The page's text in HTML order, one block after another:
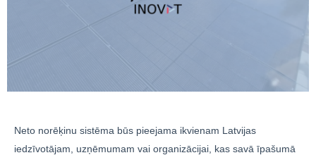
Neto norēķinu sistēma būs pieejama ikvienam Latvijas
iedzīvotājam, uzņēmumam vai organizācijai, kas savā īpašumā